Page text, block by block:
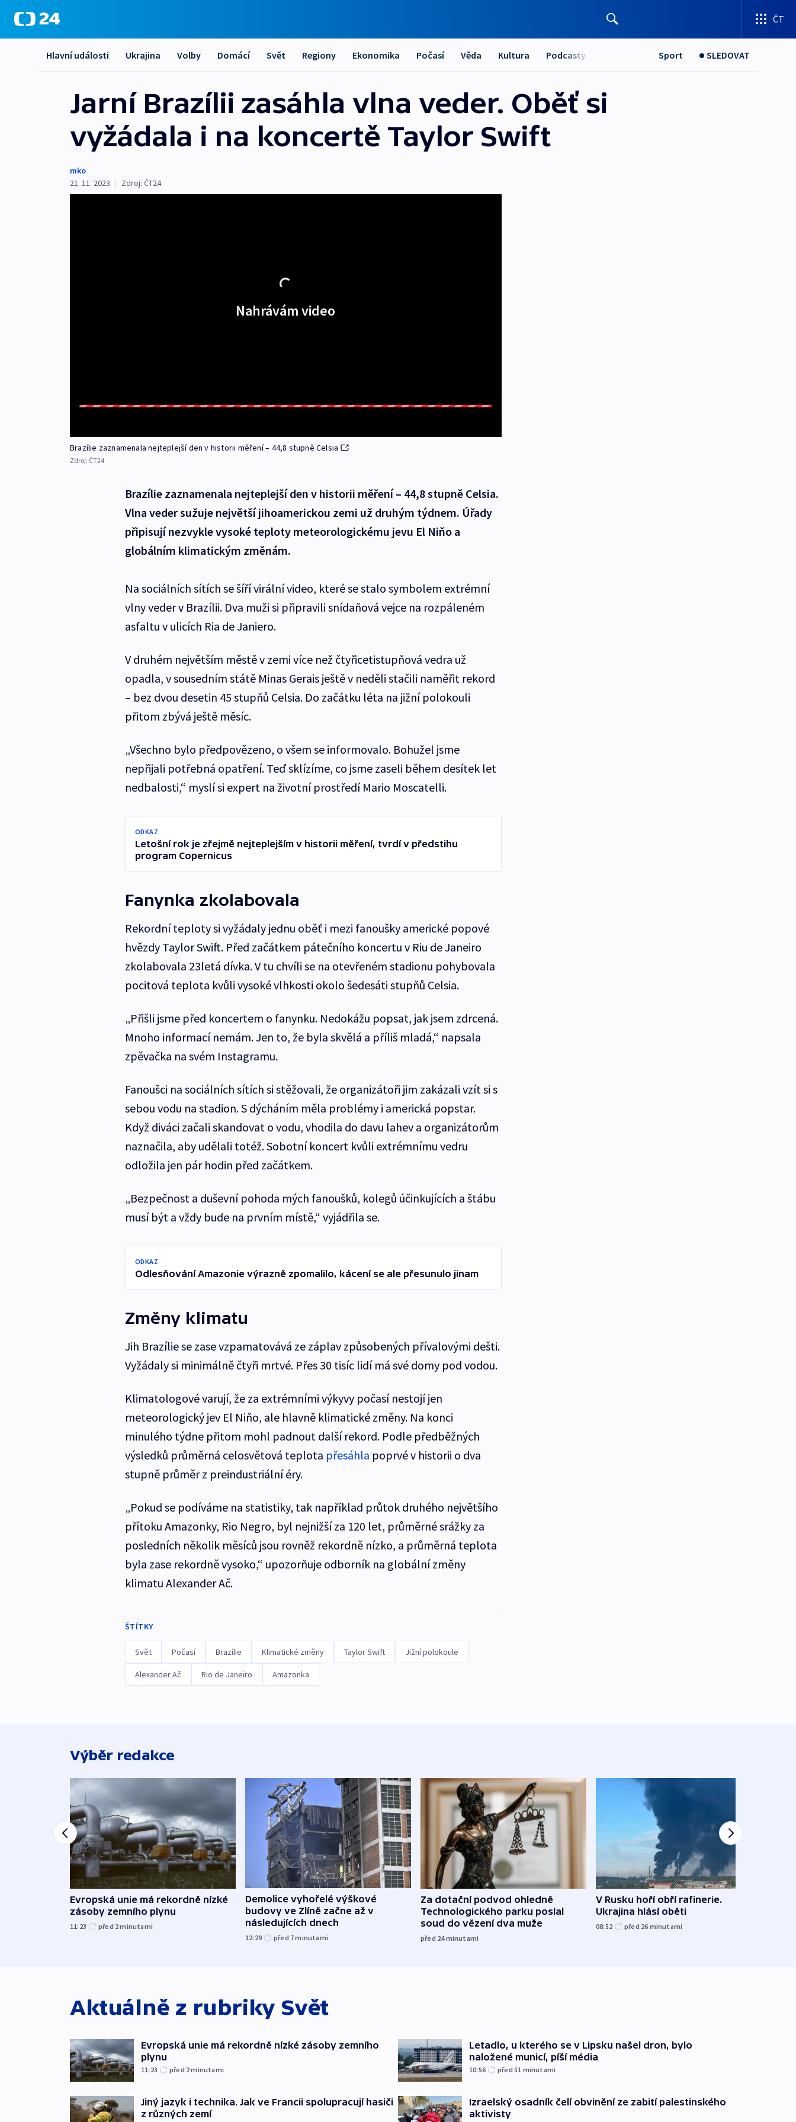
ČT
Hlavní události Ukrajina Volby Domácí Svět Regiony Ekonomika Počasí Věda Kultura Podcasty Sport SLEDOVAT
Jarní Brazílii zasáhla vlna veder. Oběť si
vyžádala i na koncertě Taylor Swift
mko
21. 11. 2023 | Zdroj: ČT24
Nahrávám video
Brazílie zaznamenala nejteplejší den v historii měření –⁠ 44,8 stupně Celsia
Zdroj: ČT24
Brazílie zaznamenala nejteplejší den v historii měření – 44,8 stupně Celsia.
Vlna veder sužuje největší jihoamerickou zemi už druhým týdnem. Úřady
připisují nezvykle vysoké teploty meteorologickému jevu El Niňo a
globálním klimatickým změnám.
Na sociálních sítích se šíří virální video, které se stalo symbolem extrémní
vlny veder v Brazílii. Dva muži si připravili snídaňová vejce na rozpáleném
asfaltu v ulicích Ria de Janiero.
V druhém největším městě v zemi více než čtyřicetistupňová vedra už
opadla, v sousedním státě Minas Gerais ještě v neděli stačili naměřit rekord
– bez dvou desetin 45 stupňů Celsia. Do začátku léta na jižní polokouli
přitom zbývá ještě měsíc.
„Všechno bylo předpovězeno, o všem se informovalo. Bohužel jsme
nepřijali potřebná opatření. Teď sklízíme, co jsme zaseli během desítek let
nedbalosti,“ myslí si expert na životní prostředí Mario Moscatelli.
ODKAZ
Letošní rok je zřejmě nejteplejším v historii měření, tvrdí v předstihu
program Copernicus
Fanynka zkolabovala
Rekordní teploty si vyžádaly jednu oběť i mezi fanoušky americké popové
hvězdy Taylor Swift. Před začátkem pátečního koncertu v Riu de Janeiro
zkolabovala 23letá dívka. V tu chvíli se na otevřeném stadionu pohybovala
pocitová teplota kvůli vysoké vlhkosti okolo šedesáti stupňů Celsia.
„Přišli jsme před koncertem o fanynku. Nedokážu popsat, jak jsem zdrcená.
Mnoho informací nemám. Jen to, že byla skvělá a příliš mladá,“ napsala
zpěvačka na svém Instagramu.
Fanoušci na sociálních sítích si stěžovali, že organizátoři jim zakázali vzít si s
sebou vodu na stadion. S dýcháním měla problémy i americká popstar.
Když diváci začali skandovat o vodu, vhodila do davu lahev a organizátorům
naznačila, aby udělali totéž. Sobotní koncert kvůli extrémnímu vedru
odložila jen pár hodin před začátkem.
„Bezpečnost a duševní pohoda mých fanoušků, kolegů účinkujících a štábu
musí být a vždy bude na prvním místě,“ vyjádřila se.
ODKAZ
Odlesňování Amazonie výrazně zpomalilo, kácení se ale přesunulo jinam
Změny klimatu
Jih Brazílie se zase vzpamatovává ze záplav způsobených přívalovými dešti.
Vyžádaly si minimálně čtyři mrtvé. Přes 30 tisíc lidí má své domy pod vodou.
Klimatologové varují, že za extrémními výkyvy počasí nestojí jen
meteorologický jev El Niňo, ale hlavně klimatické změny. Na konci
minulého týdne přitom mohl padnout další rekord. Podle předběžných
výsledků průměrná celosvětová teplota přesáhla poprvé v historii o dva
stupně průměr z preindustriální éry.
„Pokud se podíváme na statistiky, tak například průtok druhého největšího
přítoku Amazonky, Rio Negro, byl nejnižší za 120 let, průměrné srážky za
posledních několik měsíců jsou rovněž rekordně nízko, a průměrná teplota
byla zase rekordně vysoko,“ upozorňuje odborník na globální změny
klimatu Alexander Ač.
ŠTÍTKY
Svět Počasí Brazílie Klimatické změny Taylor Swift Jižní polokoule
Alexander Ač Rio de Janeiro Amazonka
Výběr redakce
Evropská unie má rekordně nízké
zásoby zemního plynu
11:23 před 2minutami
Demolice vyhořelé výškové
budovy ve Zlíně začne až v
následujících dnech
12:29 před 7minutami
Za dotační podvod ohledně
Technologického parku poslal
soud do vězení dva muže
před 24minutami
V Rusku hoří obří rafinerie.
Ukrajina hlásí oběti
08:52 před 26 minutami
Aktuálně z rubriky Svět
Evropská unie má rekordně nízké zásoby zemního
plynu
11:23 před 2minutami
Jiný jazyk i technika. Jak ve Francii spolupracují hasiči
z různých zemí
Letadlo, u kterého se v Lipsku našel dron, bylo
naložené municí, píší média
10:56 před 51 minutami
Izraelský osadník čelí obvinění ze zabití palestinského
aktivisty